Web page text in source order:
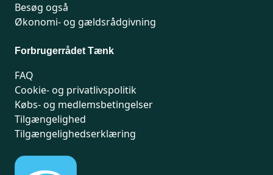
Besøg også
Økonomi- og gældsrådgivning
Forbrugerrådet Tænk
FAQ
Cookie- og privatlivspolitik
Købs- og medlemsbetingelser
Tilgængelighed
Tilgængelighedserklæring